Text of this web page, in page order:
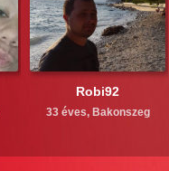
Robi92
33 éves, Bakonszeg